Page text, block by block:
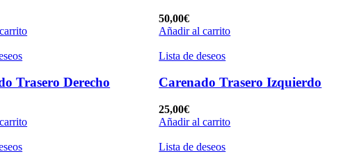
50,00€
Añadir al carrito
Trasero Derecho
Lista de deseos
Carenado Trasero Izquierdo
25,00€
Añadir al carrito
Lista de deseos